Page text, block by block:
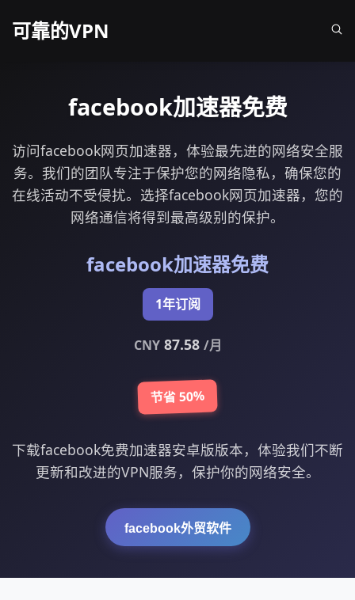
可靠的VPN
facebook加速器免费
访问facebook网页加速器，体验最先进的网络安全服
务。我们的团队专注于保护您的网络隐私，确保您的
在线活动不受侵扰。选择facebook网页加速器，您的
网络通信将得到最高级别的保护。
facebook加速器免费
1年订阅
CNY87.58 /月
节省 50%
下载facebook免费加速器安卓版版本，体验我们不断
更新和改进的VPN服务，保护你的网络安全。
facebook外贸软件